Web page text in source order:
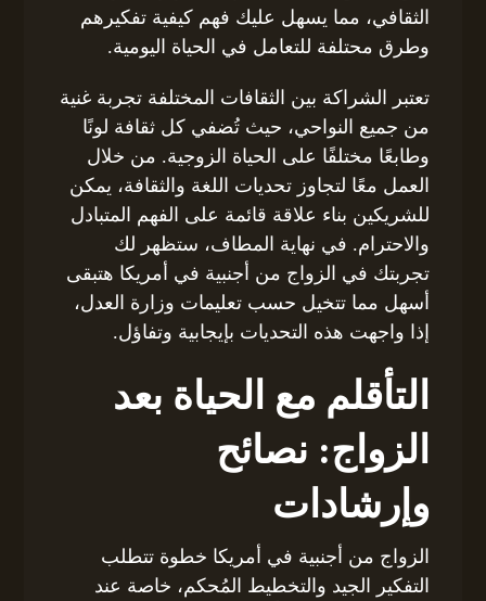
الثقافي، مما يسهل عليك فهم كيفية تفكيرهم
وطرق محتلفة للتعامل في الحياة اليومية.
تعتبر الشراكة بين الثقافات المختلفة تجربة غنية
من جميع النواحي، حيث تُضفي كل ثقافة لونًا
وطابعًا مختلفًا على الحياة الزوجية. من خلال
العمل معًا لتجاوز تحديات اللغة والثقافة، يمكن
للشريكين بناء علاقة قائمة على الفهم المتبادل
والاحترام. في نهاية المطاف، ستظهر لك
تجربتك في الزواج من أجنبية في أمريكا هتبقى
أسهل مما تتخيل حسب تعليمات وزارة العدل،
إذا واجهت هذه التحديات بإيجابية وتفاؤل.
التأقلم مع الحياة بعد
الزواج: نصائح
وإرشادات
الزواج من أجنبية في أمريكا خطوة تتطلب
التفكير الجيد والتخطيط المُحكم، خاصة عند